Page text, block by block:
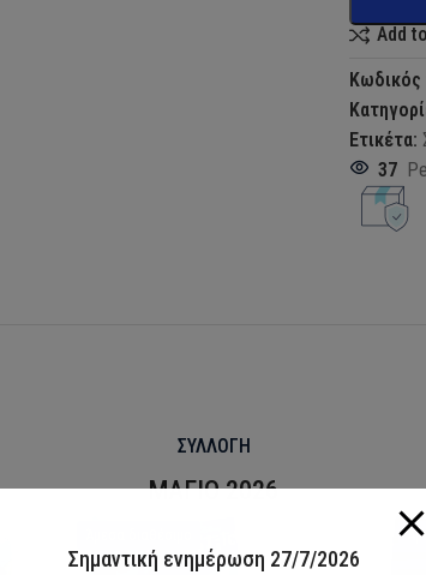
Add
Κωδικός
Ετικέτα:
37
ΣΥΛΛΟΓΗ
ΜΑΓΙΟ 2026
Σημαντική ενημέρωση 27/7/2026